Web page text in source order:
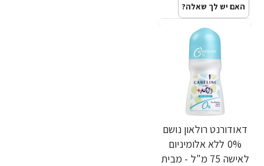
האם יש לך שאלה?
דאודורנט רולאון נושם
0% ללא אלומיניום
לאישה 75 מ"ל - מבית